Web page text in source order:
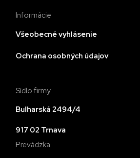
Informácie
Všeobecné vyhlásenie
Ochrana osobných údajov
Sídlo firmy
Bulharská 2494/4
917 02 Trnava
Prevádzka